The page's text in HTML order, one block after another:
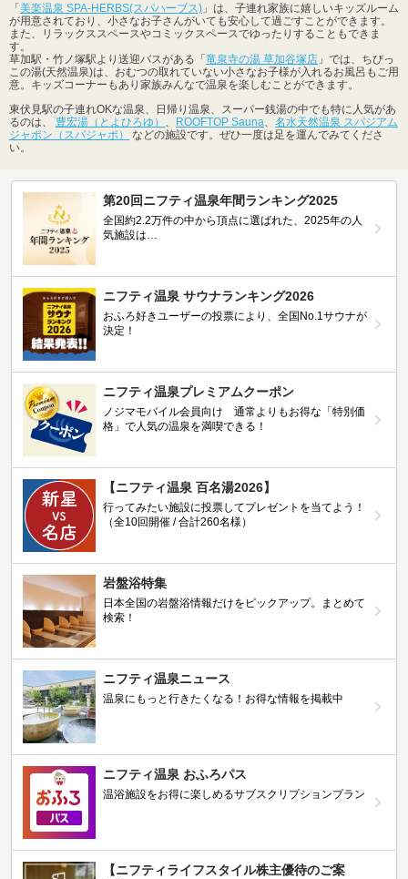
「美楽温泉 SPA-HERBS(スパハーブス) 」は、子連れ家族に嬉しいキッズルーム
が用意されており、小さなお子さんがいても安心して過ごすことができます。
また、リラックススペースやコミックスペースでゆったりすることもできま
す。
草加駅・竹ノ塚駅より送迎バスがある「竜泉寺の湯 草加谷塚店 」では、ちびっ
この湯(天然温泉)は、おむつの取れていない小さなお子様が入れるお風呂もご用
意。キッズコーナーもあり家族みんなで温泉を楽しむことができます。
東伏見駅の子連れOKな温泉、日帰り温泉、スーパー銭湯の中でも特に人気があ
るのは、 豊宏湯（とよひろゆ） ROOFTOP Sauna
名水天然温泉 スパジアム
ジャポン（スパジャポ）
などの施設です。ぜひ一度は足を運んでみてくださ
い。
第20回ニフティ温泉年間ランキング2025
全国約2.2万件の中から頂点に選ばれた、2025年の人
気施設は…
ニフティ温泉 サウナランキング2026
おふろ好きユーザーの投票により、全国No.1サウナが
決定！
ニフティ温泉プレミアムクーポン
ノジマモバイル会員向け 通常よりもお得な「特別価
格」で人気の温泉を満喫できる！
【ニフティ温泉 百名湯2026】
行ってみたい施設に投票してプレゼントを当てよう！
（全10回開催 / 合計260名様）
岩盤浴特集
日本全国の岩盤浴情報だけをピックアップ。まとめて
検索！
ニフティ温泉ニュース
温泉にもっと行きたくなる！お得な情報を掲載中
ニフティ温泉 おふろパス
温浴施設をお得に楽しめるサブスクリプションプラン
【ニフティライフスタイル株主優待のご案